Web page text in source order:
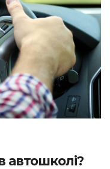
автошколі?